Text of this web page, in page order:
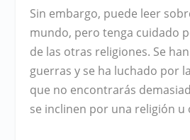
Sin embargo, puede leer
mundo, pero tenga cuidado
de las otras religiones. Se
guerras y se ha luchado por
que no encontrarás
se inclinen por una religión u